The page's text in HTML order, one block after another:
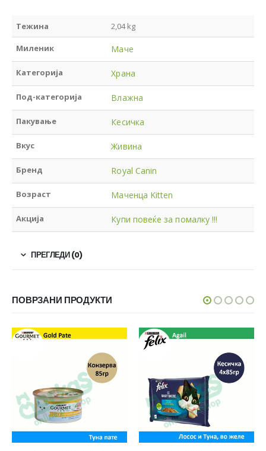
Тежина 2,04 kg
Миленик Маче
Категорија Храна
Под-категорија Влажна
Пакување Кесичка
Вкус Живина
Бренд Royal Canin
Возраст Маченца Kitten
Акција Купи повеќе за помалку !!!
ПРЕГЛЕДИ (0)
ПОВРЗАНИ ПРОДУКТИ